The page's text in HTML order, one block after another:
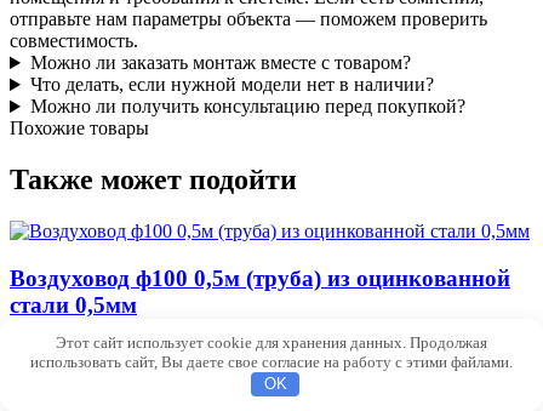
отправьте нам параметры объекта — поможем проверить
совместимость.
Можно ли заказать монтаж вместе с товаром?
Что делать, если нужной модели нет в наличии?
Можно ли получить консультацию перед покупкой?
Похожие товары
Также может подойти
Воздуховод ф100 0,5м (труба) из оцинкованной
стали 0,5мм
250.00
Этот сайт использует cookie для хранения данных. Продолжая
использовать сайт, Вы даете свое согласие на работу с этими файлами.
OK